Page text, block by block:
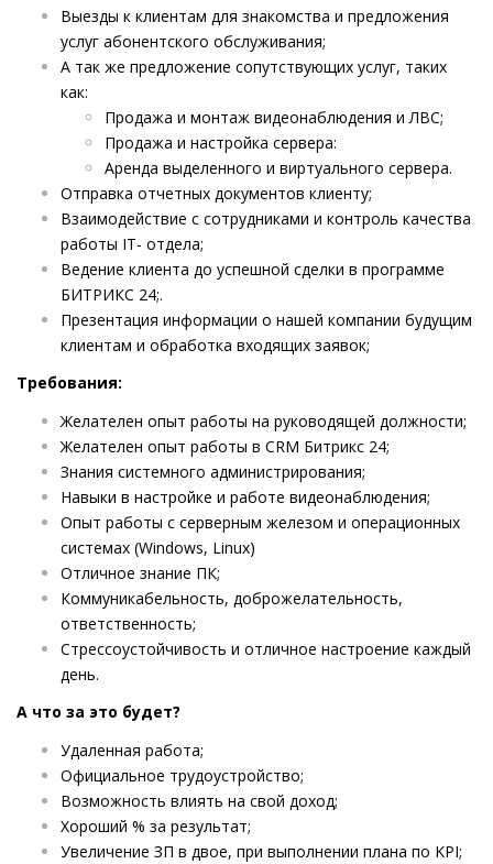
Выезды к клиентам для знакомства и предложения
услуг абонентского обслуживания;
А так же предложение сопутствующих услуг, таких
как:
Продажа и монтаж видеонаблюдения и ЛВС;
Продажа и настройка сервера:
Аренда выделенного и виртуального сервера.
Отправка отчетных документов клиенту;
Взаимодействие с сотрудниками и контроль качества
работы IT- отдела;
Ведение клиента до успешной сделки в программе
БИТРИКС 24;.
Презентация информации о нашей компании будущим
клиентам и обработка входящих заявок;
Требования:
Желателен опыт работы на руководящей должности;
Желателен опыт работы в CRM Битрикс 24;
Знания системного администрирования;
Навыки в настройке и работе видеонаблюдения;
Опыт работы с серверным железом и операционных
системах (Windows, Linux)
Отличное знание ПК;
Коммуникабельность, доброжелательность,
ответственность;
Стрессоустойчивость и отличное настроение каждый
день.
А что за это будет?
Удаленная работа;
Официальное трудоустройство;
Возможность влиять на свой доход;
Хороший % за результат;
Увеличение ЗП в двое, при выполнении плана по KPI;